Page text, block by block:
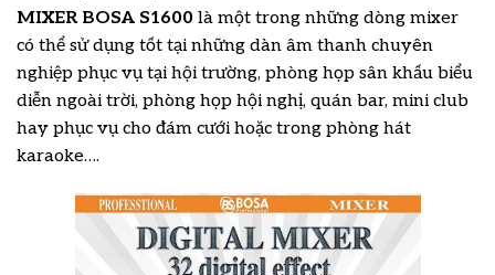
MIXER BOSA S1600 là một trong những dòng mixer
có thể sử dụng tốt tại những dàn âm thanh chuyên
nghiệp phục vụ tại hội trường, phòng họp sân khấu biểu
diễn ngoài trời, phòng họp hội nghị, quán bar, mini club
hay phục vụ cho đám cưới hoặc trong phòng hát
karaoke….